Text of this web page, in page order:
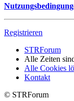
Registrieren
STRForum
Alle Zeiten
Alle Cookies
Kontakt
© STRForum